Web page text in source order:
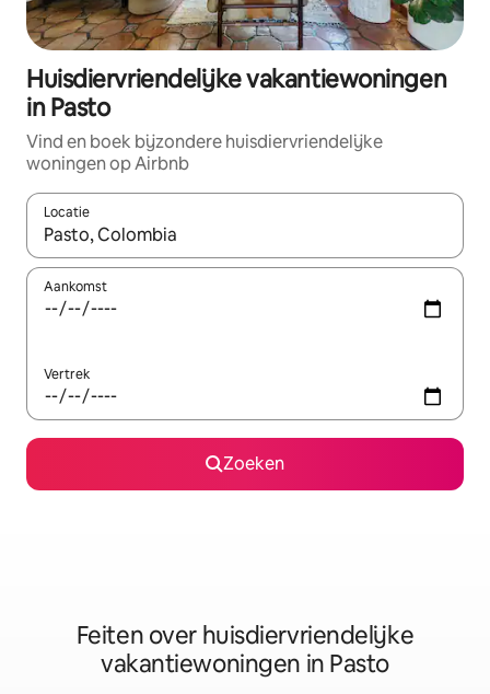
Huisdiervriendelijke vakantiewoningen
in Pasto
Vind en boek bijzondere huisdiervriendelijke
woningen op Airbnb
Locatie
Wanneer er suggesties beschikbaar zijn, maak je een keuze
Aankomst
Vertrek
Zoeken
Feiten over huisdiervriendelijke
vakantiewoningen in Pasto